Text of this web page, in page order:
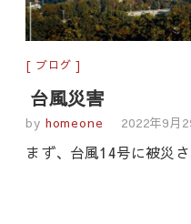
ブログ
台風災害
by homeone 2022年9月
まず、台風14号に被災